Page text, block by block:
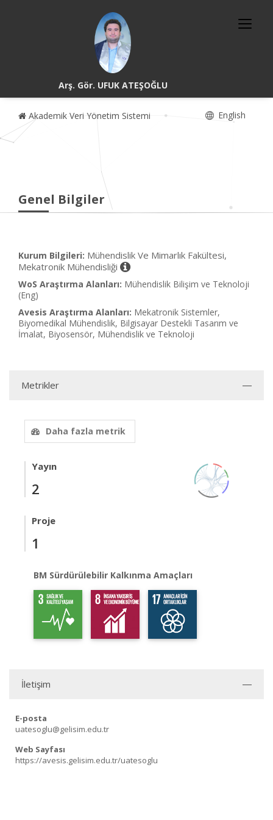
Arş. Gör. UFUK ATEŞOĞLU
Akademik Veri Yönetim Sistemi English
Genel Bilgiler
Kurum Bilgileri: Mühendislik Ve Mimarlık Fakültesi,
Mekatronik Mühendisliği
WoS Araştırma Alanları: Mühendislik Bilişim ve Teknoloji
(Eng)
Avesis Araştırma Alanları: Mekatronik Sistemler,
Biyomedikal Mühendislik, Bilgisayar Destekli Tasarım ve
İmalat, Biyosensör, Mühendislik ve Teknoloji
Metrikler
Daha fazla metrik
Yayın
2
Proje
1
BM Sürdürülebilir Kalkınma Amaçları
İletişim
E-posta
uatesoglu@gelisim.edu.tr
Web Sayfası
https://avesis.gelisim.edu.tr/uatesoglu